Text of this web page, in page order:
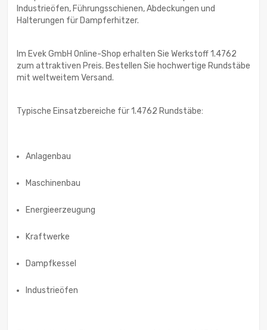
Industrieöfen, Führungsschienen, Abdeckungen und
Halterungen für Dampferhitzer.
Im Evek GmbH Online-Shop erhalten Sie Werkstoff 1.4762
zum attraktiven Preis. Bestellen Sie hochwertige Rundstäbe
mit weltweitem Versand.
Typische Einsatzbereiche für 1.4762 Rundstäbe:
Anlagenbau
Maschinenbau
Energieerzeugung
Kraftwerke
Dampfkessel
Industrieöfen